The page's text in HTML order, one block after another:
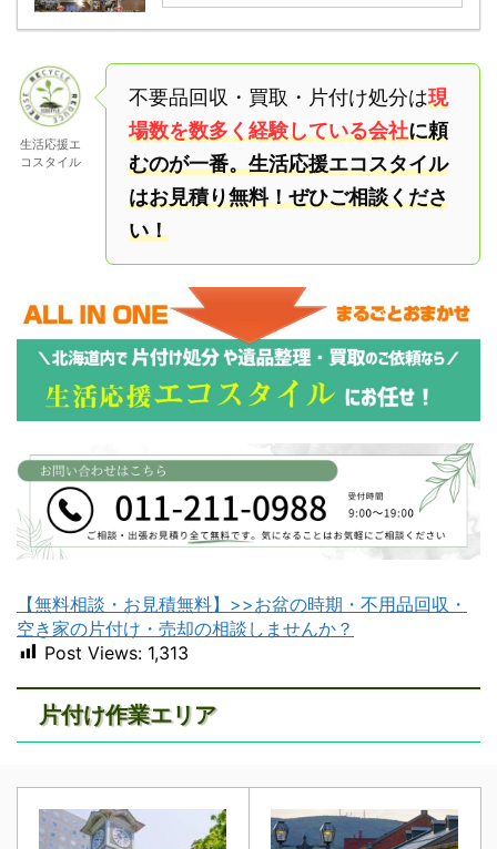
生活応援エ
コスタイル
不要品回収・買取・片付け処分は現
場数を数多く経験している会社に頼
むのが一番。生活応援エコスタイル
はお見積り無料！ぜひご相談くださ
い！
【無料相談・お見積無料】>>お盆の時期・不用品回収・
空き家の片付け・売却の相談しませんか？
Post Views: 1,313
片付け作業エリア